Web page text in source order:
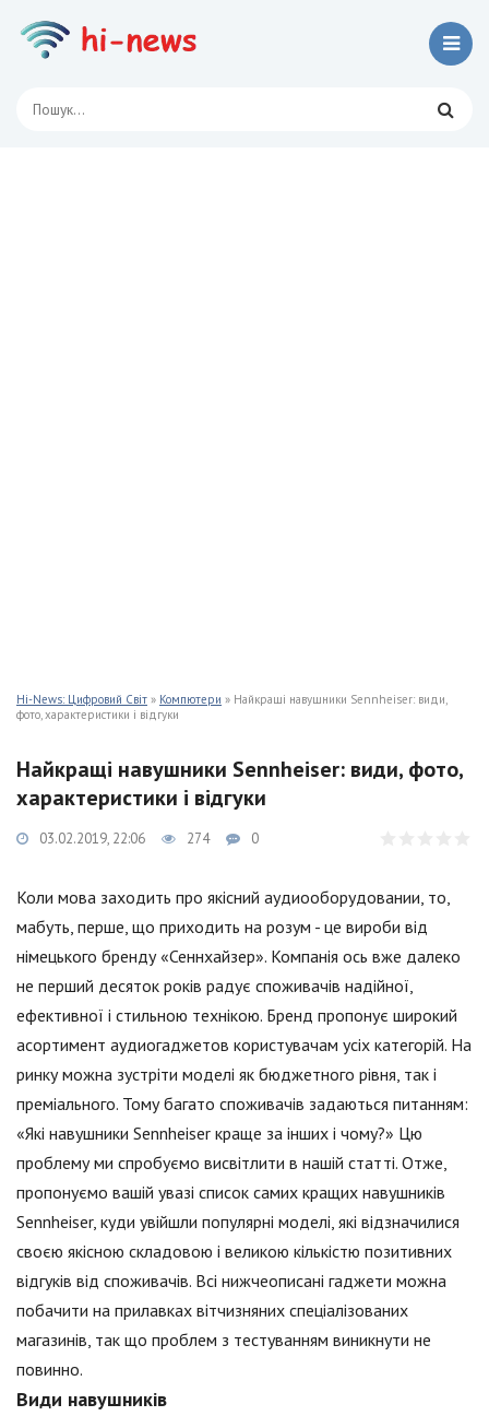
Hi-News: Цифровий Світ » Компютери » Найкращі навушники Sennheiser: види,
фото, характеристики і відгуки
Найкращі навушники Sennheiser: види, фото,
характеристики і відгуки
03.02.2019, 22:06 274 0
Коли мова заходить про якісний аудиооборудовании, то,
мабуть, перше, що приходить на розум - це вироби від
німецького бренду «Сеннхайзер». Компанія ось вже далеко
не перший десяток років радує споживачів надійної,
ефективної і стильною технікою. Бренд пропонує широкий
асортимент аудиогаджетов користувачам усіх категорій. На
ринку можна зустріти моделі як бюджетного рівня, так і
преміального. Тому багато споживачів задаються питанням:
«Які навушники Sennheiser краще за інших і чому?» Цю
проблему ми спробуємо висвітлити в нашій статті. Отже,
пропонуємо вашій увазі список самих кращих навушників
Sennheiser, куди увійшли популярні моделі, які відзначилися
своєю якісною складовою і великою кількістю позитивних
відгуків від споживачів. Всі нижчеописані гаджети можна
побачити на прилавках вітчизняних спеціалізованих
магазинів, так що проблем з тестуванням виникнути не
повинно.
Види навушників